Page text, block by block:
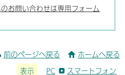
お問い合わせは専用フォーム
前のページへ戻る ホームへ戻る
表示 PC スマートフォン